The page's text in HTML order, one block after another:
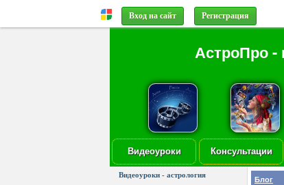
Вход на сайт Регистрация
АстроПро -
Видеоуроки Консультации
Видеоуроки - астрология
Блог